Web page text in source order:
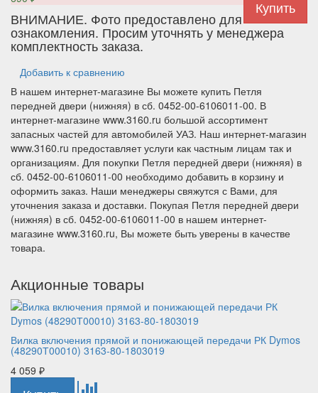
ВНИМАНИЕ. Фото предоставлено для
ознакомления. Просим уточнять у менеджера
комплектность заказа.
Добавить к сравнению
В нашем интернет-магазине Вы можете купить Петля
передней двери (нижняя) в сб. 0452-00-6106011-00. В
интернет-магазине www.3160.ru большой ассортимент
запасных частей для автомобилей УАЗ. Наш интернет-магазин
www.3160.ru предоставляет услуги как частным лицам так и
организациям. Для покупки Петля передней двери (нижняя) в
сб. 0452-00-6106011-00 необходимо добавить в корзину и
оформить заказ. Наши менеджеры свяжутся с Вами, для
уточнения заказа и доставки. Покупая Петля передней двери
(нижняя) в сб. 0452-00-6106011-00 в нашем интернет-
магазине www.3160.ru, Вы можете быть уверены в качестве
товара.
Акционные товары
Вилка включения прямой и понижающей передачи РК Dymos
(48290Т00010) 3163-80-1803019
4 059 ₽